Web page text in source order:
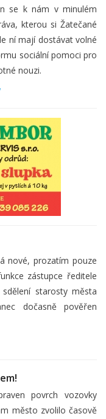
se k nám v minulém
kterou si Žatečané
ní mají dostávat volné
sociální pomoci pro
nouzi.
nové, prozatím pouze
zástupce ředitele
starosty města
dočasně pověřen
povrch vozovky
město zvolilo časově